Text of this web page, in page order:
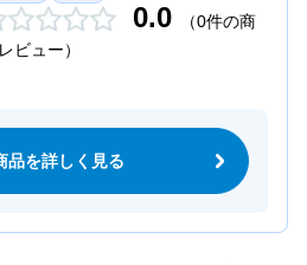
0.0
（0件の商
ビュー）
品を詳しく見る